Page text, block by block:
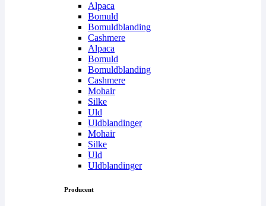
Alpaca
Bomuld
Bomuldblanding
Cashmere
Alpaca
Bomuld
Bomuldblanding
Cashmere
Mohair
Silke
Uld
Uldblandinger
Mohair
Silke
Uld
Uldblandinger
Producent